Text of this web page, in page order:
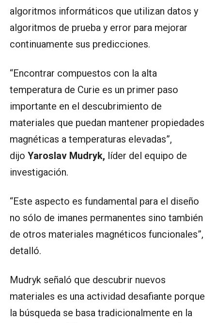
algoritmos informáticos que utilizan datos y
algoritmos de prueba y error para mejorar
continuamente sus predicciones.
“Encontrar compuestos con la alta
temperatura de Curie es un primer paso
importante en el descubrimiento de
materiales que puedan mantener propiedades
magnéticas a temperaturas elevadas”,
dijo Yaroslav Mudryk, líder del equipo de
investigación.
“Este aspecto es fundamental para el diseño
no sólo de imanes permanentes sino también
de otros materiales magnéticos funcionales”,
detalló.
Mudryk señaló que descubrir nuevos
materiales es una actividad desafiante porque
la búsqueda se basa tradicionalmente en la